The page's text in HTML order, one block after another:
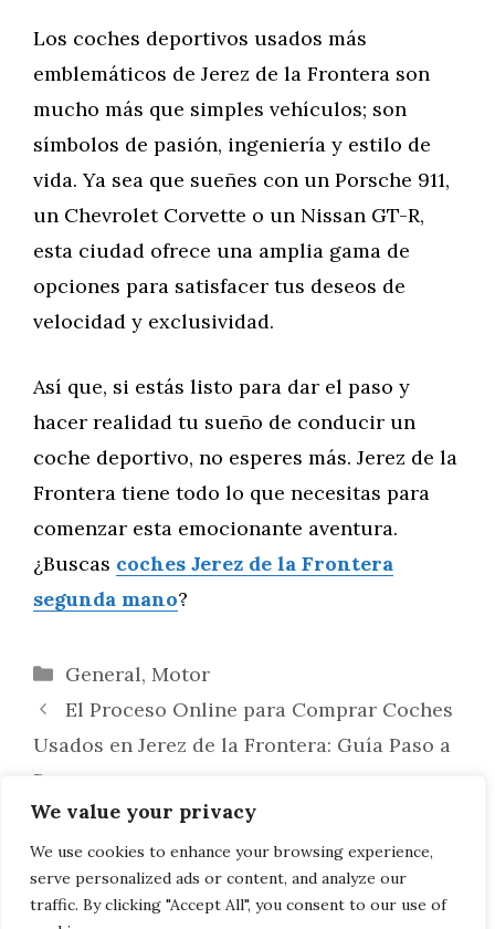
We value your privacy
We use cookies to enhance your browsing experience,
serve personalized ads or content, and analyze our
traffic. By clicking "Accept All", you consent to our use of
Los coches deportivos usados más
emblemáticos de Jerez de la Frontera son
mucho más que simples vehículos; son
símbolos de pasión, ingeniería y estilo de
vida. Ya sea que sueñes con un Porsche 911,
un Chevrolet Corvette o un Nissan GT-R,
esta ciudad ofrece una amplia gama de
opciones para satisfacer tus deseos de
velocidad y exclusividad.
Así que, si estás listo para dar el paso y
hacer realidad tu sueño de conducir un
coche deportivo, no esperes más. Jerez de la
Frontera tiene todo lo que necesitas para
comenzar esta emocionante aventura.
¿Buscas coches Jerez de la Frontera
segunda mano?
Categorías
General, Motor
El Proceso Online para Comprar Coches
Usados en Jerez de la Frontera: Guía Paso a
Paso
Restauración de Coches Clásicos en
Jerez de la Frontera: Una Pasión que se
Convierte en Negocio